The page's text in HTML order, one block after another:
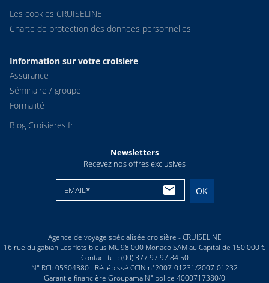
Les cookies CRUISELINE
Charte de protection des donnees personnelles
Information sur votre croisiere
Assurance
Séminaire / groupe
Formalité
Blog Croisieres.fr
Newsletters
Recevez nos offres exclusives
EMAIL* OK
Agence de voyage spécialisée croisière - CRUISELINE
16 rue du gabian Les flots bleus MC 98 000 Monaco SAM au Capital de 150 000 €
Contact tel : (00) 377 97 97 84 50
N° RCI: 05S04380 - Récépissé CCIN n°2007-01231/2007-01232
Garantie financière Groupama N° police 4000717380/0